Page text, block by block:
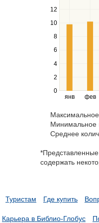
янв фев
0
2
4
6
8
10
12
to
navigate
series.
Use
the
and
right
navigate
through
items
a
series.
Минимальное
Среднее
содержать
Туристам Где купить
Карьера в Библио-Глобус